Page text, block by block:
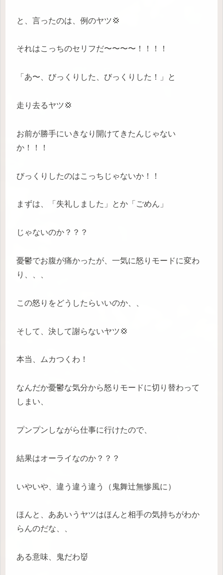
と、言ったのは、例のヤツ💢
それはこっちのセリフだ〜〜〜〜！！！！
「あ〜、びっくりした、びっくりした！」と
走り去るヤツ💢
お前が勝手にいきなり開けてきたんじゃない
か！！！
びっくりしたのはこっちじゃないか！！
まずは、「失礼しました」とか「ごめん」
じゃないのか？？？
憂鬱でお腹が痛かったが、一気に怒りモードに変わ
り、、、
この怒りをどうしたらいいのか、、
そして、決して謝らないヤツ💢
本当、ムカつくわ！
なんだか憂鬱な気分から怒りモードに切り替わって
しまい、
プンプンしながら仕事に行けたので、
結果はオーライなのか？？？
いやいや、違う違う違う（鬼舞辻無惨風に）
ほんと、ああいうヤツはほんと相手の気持ちがわか
らんのだな、、
ある意味、鬼だわ👹